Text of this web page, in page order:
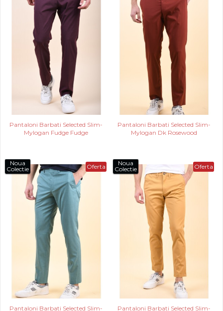
Pantaloni Barbati Selected Slim-
Mylogan Fudge Fudge
Pantaloni Barbati Selected Slim-
Mylogan Dk Rosewood
Oferta
Noua
Colectie
Pantaloni Barbati Selected Slim-
Oferta
Noua
Colectie
Pantaloni Barbati Selected Slim-